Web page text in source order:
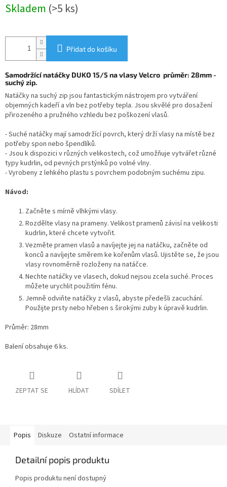
cena:
Skladem (>5 ks)
Přidat do košíku
Samodržící natáčky DUKO 15/5 na vlasy Velcro průměr: 28mm -
suchý zip.
Natáčky na suchý zip jsou fantastickým nástrojem pro vytváření
objemných kadeří a vln bez potřeby tepla. Jsou skvělé pro dosažení
přirozeného a pružného vzhledu bez poškození vlasů.
- Suché natáčky mají samodržící povrch, který drží vlasy na místě bez
potřeby spon nebo špendlíků.
- Jsou k dispozici v různých velikostech, což umožňuje vytvářet různé
typy kudrlin, od pevných prstýnků po volné vlny.
- Vyrobeny z lehkého plastu s povrchem podobným suchému zipu.
Návod:
Začněte s mírně vlhkými vlasy.
Rozdělte vlasy na prameny. Velikost pramenů závisí na velikosti
kudrlin, které chcete vytvořit.
Vezměte pramen vlasů a navíjejte jej na natáčku, začněte od
konců a navíjejte směrem ke kořenům vlasů. Ujistěte se, že jsou
vlasy rovnoměrně rozloženy na natáčce.
Nechte natáčky ve vlasech, dokud nejsou zcela suché. Proces
můžete urychlit použitím fénu.
Jemně odviňte natáčky z vlasů, abyste předešli zacuchání.
Použijte prsty nebo hřeben s širokými zuby k úpravě kudrlin.
Průměr: 28mm
Balení obsahuje 6 ks.
ZEPTAT SE HLÍDAT SDÍLET
Popis Diskuze Ostatní informace
Detailní popis produktu
Popis produktu není dostupný